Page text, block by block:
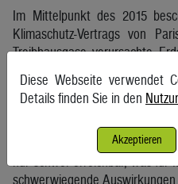
Im Mittelpunkt des 2015
Klimaschutz-Vertrags von
Treibhausgase verursachte
Die Bemühungen sollten
werden, den
Experten und Klimaschützer
Klimaziele aber aktuell selbst
schwerwiegende Auswirkungen
Diese Webseite verwendet
Details finden Sie in den
Akzeptieren